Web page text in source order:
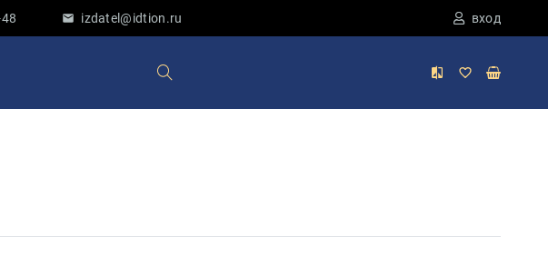
izdatel@idtion.ru вход